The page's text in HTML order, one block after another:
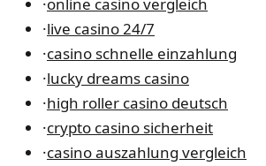
·online casino vergleich
·live casino 24/7
·casino schnelle einzahlung
·lucky dreams casino
·high roller casino deutsch
·crypto casino sicherheit
·casino auszahlung vergleich